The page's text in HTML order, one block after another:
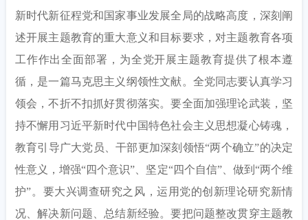
新时代新征程党和国家事业发展全局的战略高度，深刻阐
述开展主题教育的重大意义和目标要求，对主题教育各项
工作作出全面部署，为全党开展主题教育提供了根本遵
循，是一篇马克思主义纲领性文献。全党同志要认真学习
领会，不折不扣抓好贯彻落实。要全面加强理论武装，坚
持不懈用习近平新时代中国特色社会主义思想凝心铸魂，
教育引导广大党员、干部更加深刻领悟“两个确立”的决定
性意义，增强“四个意识”、坚定“四个自信”、做到“两个维
护”。要大兴调查研究之风，运用党的创新理论研究新情
况、解决新问题、总结新经验。要把问题整改贯穿主题教